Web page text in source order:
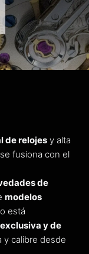
de relojes y alta
fusiona con el
de
modelos
está
y de
y calibre desde